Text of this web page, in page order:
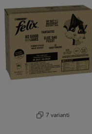
7 varianti